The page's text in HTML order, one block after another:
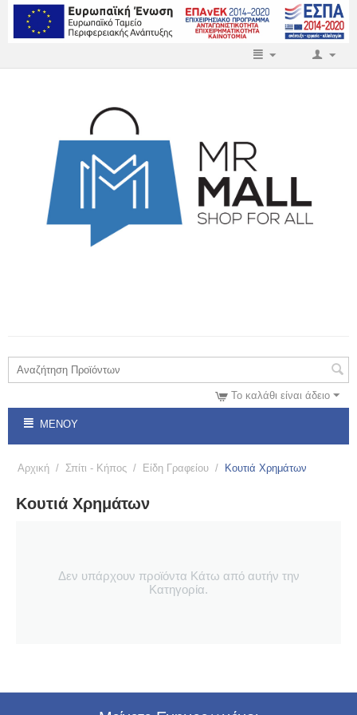
Το καλάθι είναι άδειο
ΜΕΝΟΎ
Αρχική / Σπίτι - Κήπος / Είδη Γραφείου / Κουτιά Χρημάτων
Κουτιά Χρημάτων
Δεν υπάρχουν προϊόντα Κάτω από αυτήν την
Κατηγορία.